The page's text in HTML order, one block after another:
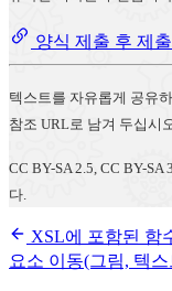
양식 제출 후 제
텍스트를 자유롭게 공유
참조 URL로 남겨 두십시
CC BY-SA 2.5, CC BY-
다.
XSL에 포함된 함
요소 이동(그림, 텍